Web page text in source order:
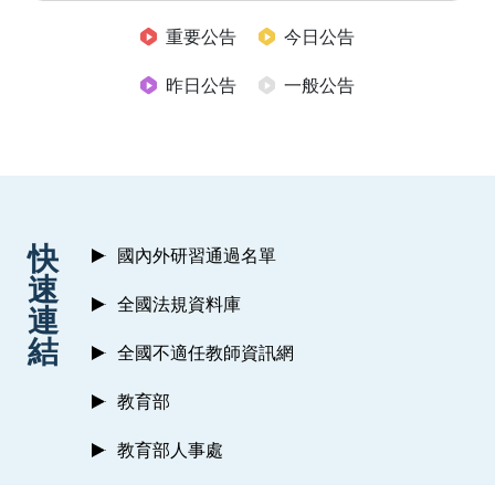
重要公告
今日公告
昨日公告
一般公告
快
速
連
結
國內外研習通過名單
全國法規資料庫
全國不適任教師資訊網
教育部
教育部人事處